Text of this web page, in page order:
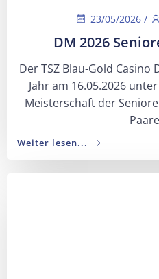
23/05/2026 /
DM 2026
Der TSZ Blau-Gold
Jahr am 16.05.2026
Meisterschaft der
Weiter lesen...